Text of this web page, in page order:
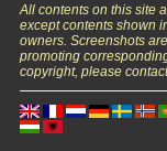
All contents on this site
except contents shown
owners. Screenshots
promoting
copyright, please